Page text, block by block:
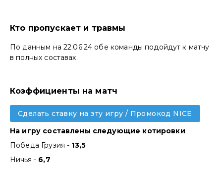
Кто пропускает и травмы
По данным на 22.06.24 обе команды подойдут к матчу
в полных составах.
Коэффициенты на матч
Сделать ставку на эту игру / Промокод NICE
На игру составлены следующие котировки
Победа Грузия - 13,5
Ничья - 6,7